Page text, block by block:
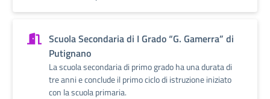
Scuola Secondaria di I Grado “G. Gamerra” di
Putignano
La scuola secondaria di primo grado ha una durata di
tre anni e conclude il primo ciclo di istruzione iniziato
con la scuola primaria.